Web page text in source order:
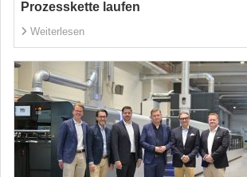
Prozesskette laufen
Weiterlesen